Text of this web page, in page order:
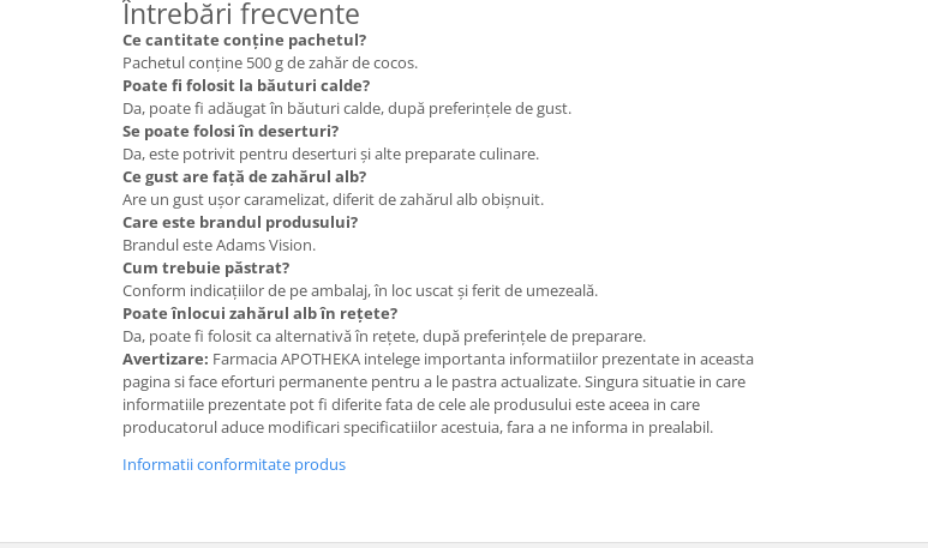
Întrebări frecvente
Ce cantitate conține pachetul?
Pachetul conține 500 g de zahăr de cocos.
Poate fi folosit la băuturi calde?
Da, poate fi adăugat în băuturi calde, după preferințele de gust.
Se poate folosi în deserturi?
Da, este potrivit pentru deserturi și alte preparate culinare.
Ce gust are față de zahărul alb?
Are un gust ușor caramelizat, diferit de zahărul alb obișnuit.
Care este brandul produsului?
Brandul este Adams Vision.
Cum trebuie păstrat?
Conform indicațiilor de pe ambalaj, în loc uscat și ferit de umezeală.
Poate înlocui zahărul alb în rețete?
Da, poate fi folosit ca alternativă în rețete, după preferințele de preparare.
Avertizare: Farmacia APOTHEKA intelege importanta informatiilor prezentate in aceasta
pagina si face eforturi permanente pentru a le pastra actualizate. Singura situatie in care
informatiile prezentate pot fi diferite fata de cele ale produsului este aceea in care
producatorul aduce modificari specificatiilor acestuia, fara a ne informa in prealabil.
Informatii conformitate produs